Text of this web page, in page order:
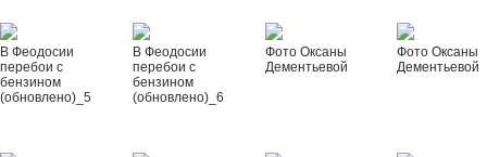
В Феодосии
перебои с
бензином
(обновлено)_5
В Феодосии
перебои с
бензином
(обновлено)_6
Фото Оксаны
Дементьевой
Фото Оксаны
Дементьевой